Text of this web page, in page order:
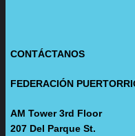
CONTÁCTANOS
FEDERACIÓN
AM Tower 3rd Floor
207 Del Parque St.